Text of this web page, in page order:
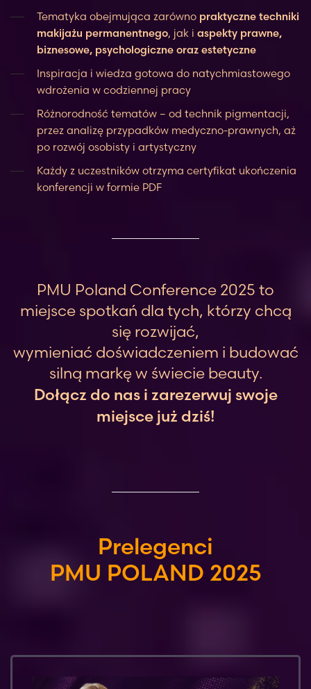
Tematyka obejmująca zarówno praktyczne techniki
makijażu permanentnego, jak i aspekty prawne,
biznesowe, psychologiczne oraz estetyczne
Inspiracja i wiedza gotowa do natychmiastowego
wdrożenia w codziennej pracy
Różnorodność tematów – od technik pigmentacji,
przez analizę przypadków medyczno-prawnych, aż
po rozwój osobisty i artystyczny
Każdy z uczestników otrzyma certyfikat ukończenia
konferencji w formie PDF
PMU Poland Conference 2025 to
miejsce spotkań dla tych, którzy chcą
się rozwijać,
wymieniać doświadczeniem i budować
silną markę w świecie beauty.
Dołącz do nas i zarezerwuj swoje
miejsce już dziś!
Prelegenci
PMU POLAND 2025